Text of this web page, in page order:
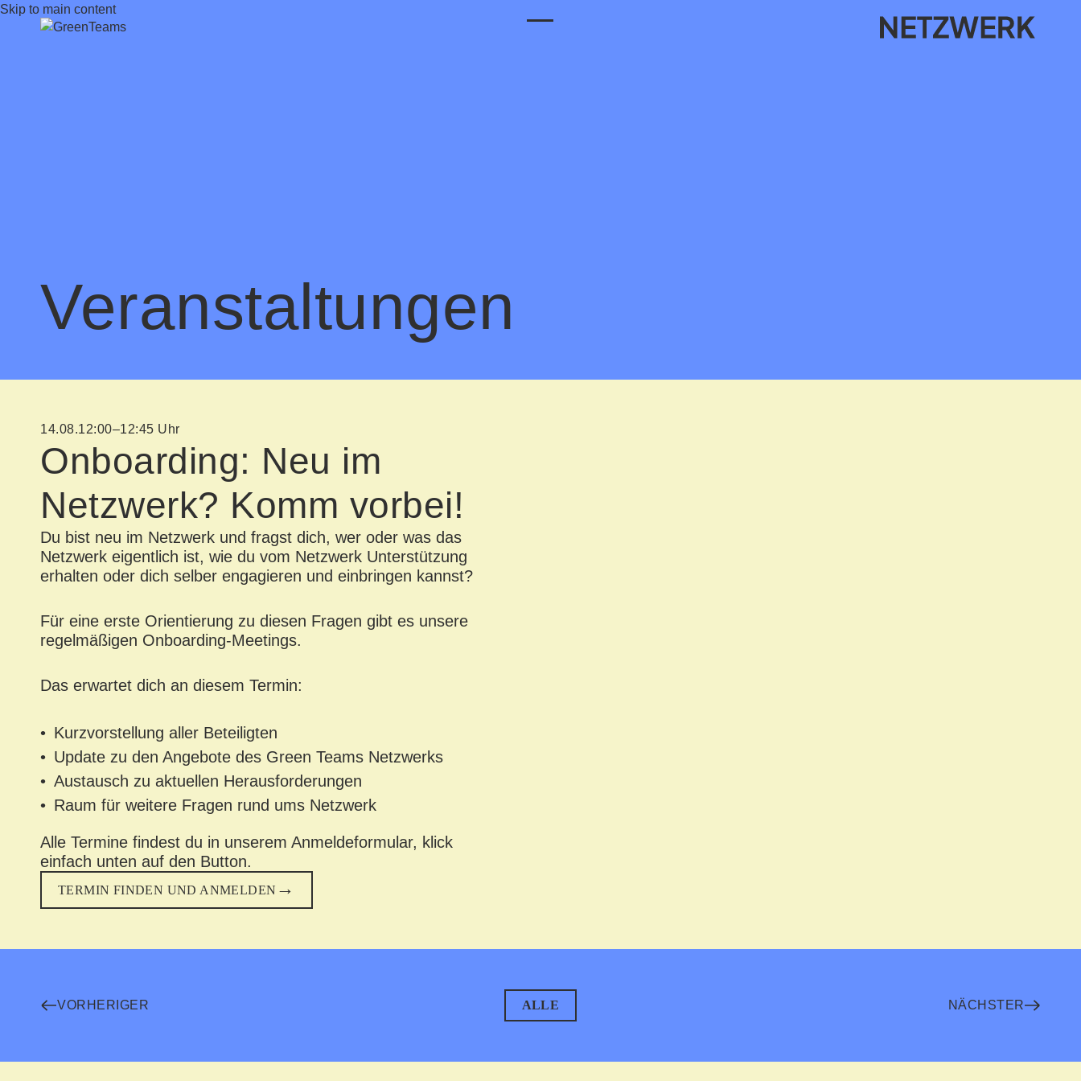
Skip to main content
Veranstaltungen
14.08.12:00–12:45 Uhr
Onboarding: Neu im
Netzwerk? Komm vorbei!
Du bist neu im Netzwerk und fragst dich, wer oder was das
Netzwerk eigentlich ist, wie du vom Netzwerk Unterstützung
erhalten oder dich selber engagieren und einbringen kannst?
Für eine erste Orientierung zu diesen Fragen gibt es unsere
regelmäßigen Onboarding-Meetings.
Das erwartet dich an diesem Termin:
Kurzvorstellung aller Beteiligten
Update zu den Angebote des Green Teams Netzwerks
Austausch zu aktuellen Herausforderungen
Raum für weitere Fragen rund ums Netzwerk
Alle Termine findest du in unserem Anmeldeformular, klick
einfach unten auf den Button.
TERMIN FINDEN UND ANMELDEN
VORHERIGER ALLE NÄCHSTER